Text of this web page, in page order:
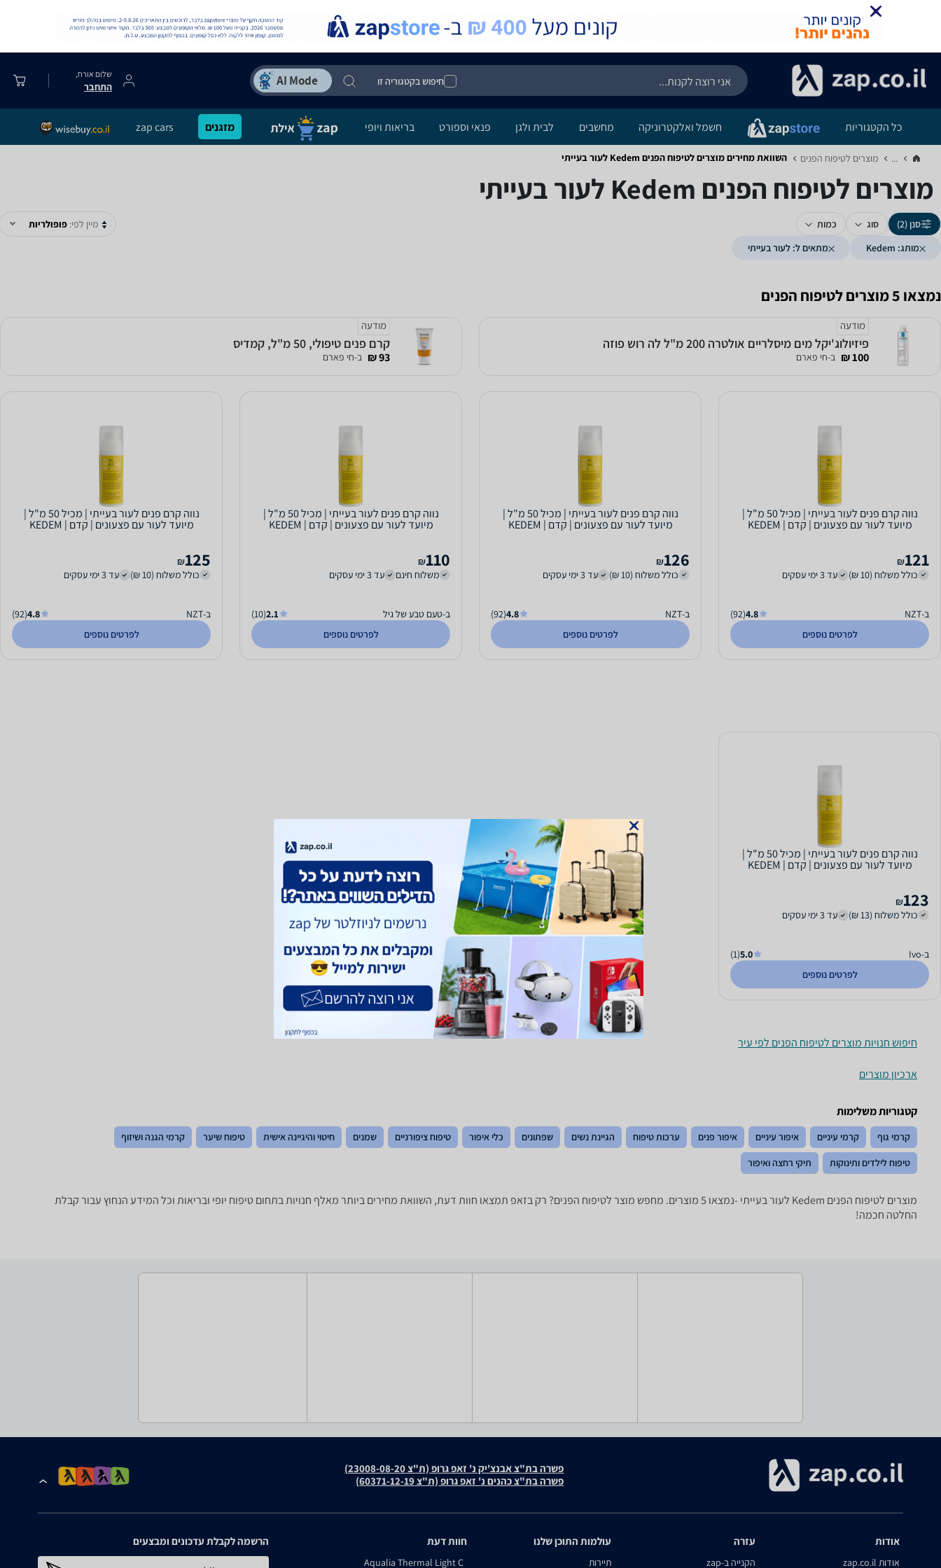
חיפוש בקטגוריה זו
שלום אורח,
התחבר
כל הקטגוריות חשמל ואלקטרוניקה מחשבים לבית ולגן פנאי וספורט בריאות ויופי מזגנים zap cars
... מוצרים לטיפוח הפנים‏ השוואת מחירים מוצרים לטיפוח הפנים ‏Kedem ‏לעור בעייתי
מוצרים לטיפוח הפנים ‏Kedem ‏לעור בעייתי
סנן (2) סוג
כמות
מותג: Kedem
מתאים ל: לעור בעייתי
מיין לפי: פופולריות
נמצאו 5 מוצרים לטיפוח הפנים
מודעה
פיזיולוג'יקל מים מיסלריים אולטרה 200 מ"ל לה רוש פוזה
100 ₪ ב-חי פארם
מודעה
קרם פנים טיפולי, 50 מ"ל, קמדיס
93 ₪ ב-חי פארם
נווה קרם פנים לעור בעייתי | מכיל 50 מ"ל |
מיועד לעור עם פצעונים | קדם | KEDEM
121
₪
כולל משלוח (10 ₪)
עד 3 ימי עסקים
ב-NZT 4.8
(92)
לפרטים נוספים
נווה קרם פנים לעור בעייתי | מכיל 50 מ"ל |
מיועד לעור עם פצעונים | קדם | KEDEM
126
₪
כולל משלוח (10 ₪)
עד 3 ימי עסקים
ב-NZT 4.8
(92)
לפרטים נוספים
נווה קרם פנים לעור בעייתי | מכיל 50 מ"ל |
מיועד לעור עם פצעונים | קדם | KEDEM
110
₪
משלוח חינם
עד 3 ימי עסקים
ב-טעם טבע של גיל 2.1
(10)
לפרטים נוספים
נווה קרם פנים לעור בעייתי | מכיל 50 מ"ל |
מיועד לעור עם פצעונים | קדם | KEDEM
125
₪
כולל משלוח (10 ₪)
עד 3 ימי עסקים
ב-NZT 4.8
(92)
לפרטים נוספים
נווה קרם פנים לעור בעייתי | מכיל 50 מ"ל |
מיועד לעור עם פצעונים | קדם | KEDEM
123
₪
כולל משלוח (13 ₪)
עד 3 ימי עסקים
ב-Ivo 5.0
(1)
לפרטים נוספים
חיפוש חנויות מוצרים לטיפוח הפנים לפי עיר
ארכיון מוצרים
קטגוריות משלימות
קרמי גוף קרמי עיניים איפור עיניים איפור פנים ערכות טיפוח הגיינת נשים שפתונים כלי איפור טיפוח ציפורניים שמנים חיטוי והיגיינה אישית טיפוח שיער קרמי הגנה ושיזוף
טיפוח לילדים ותינוקות תיקי רחצה ואיפור
מוצרים לטיפוח הפנים ‏Kedem ‏לעור בעייתי -נמצאו 5 מוצרים. מחפש מוצר לטיפוח הפנים? רק בזאפ תמצאו חוות דעת, השוואת מחירים ביותר מאלף חנויות בתחום טיפוח יופי ובריאות וכל המידע הנחוץ עבור קבלת
החלטה חכמה!
פשרה בת"צ אבנצ'יק נ' זאפ גרופ (ת"צ 23008-08-20)
פשרה בת"צ כהנים נ' זאפ גרופ (ת"צ 60371-12-19)
אודות
אודות zap.co.il
עזרה
הקנייה ב-zap
עולמות התוכן שלנו
תיירות
חוות דעת
Aqualia Thermal Light C
הרשמה לקבלת עדכונים ומבצעים